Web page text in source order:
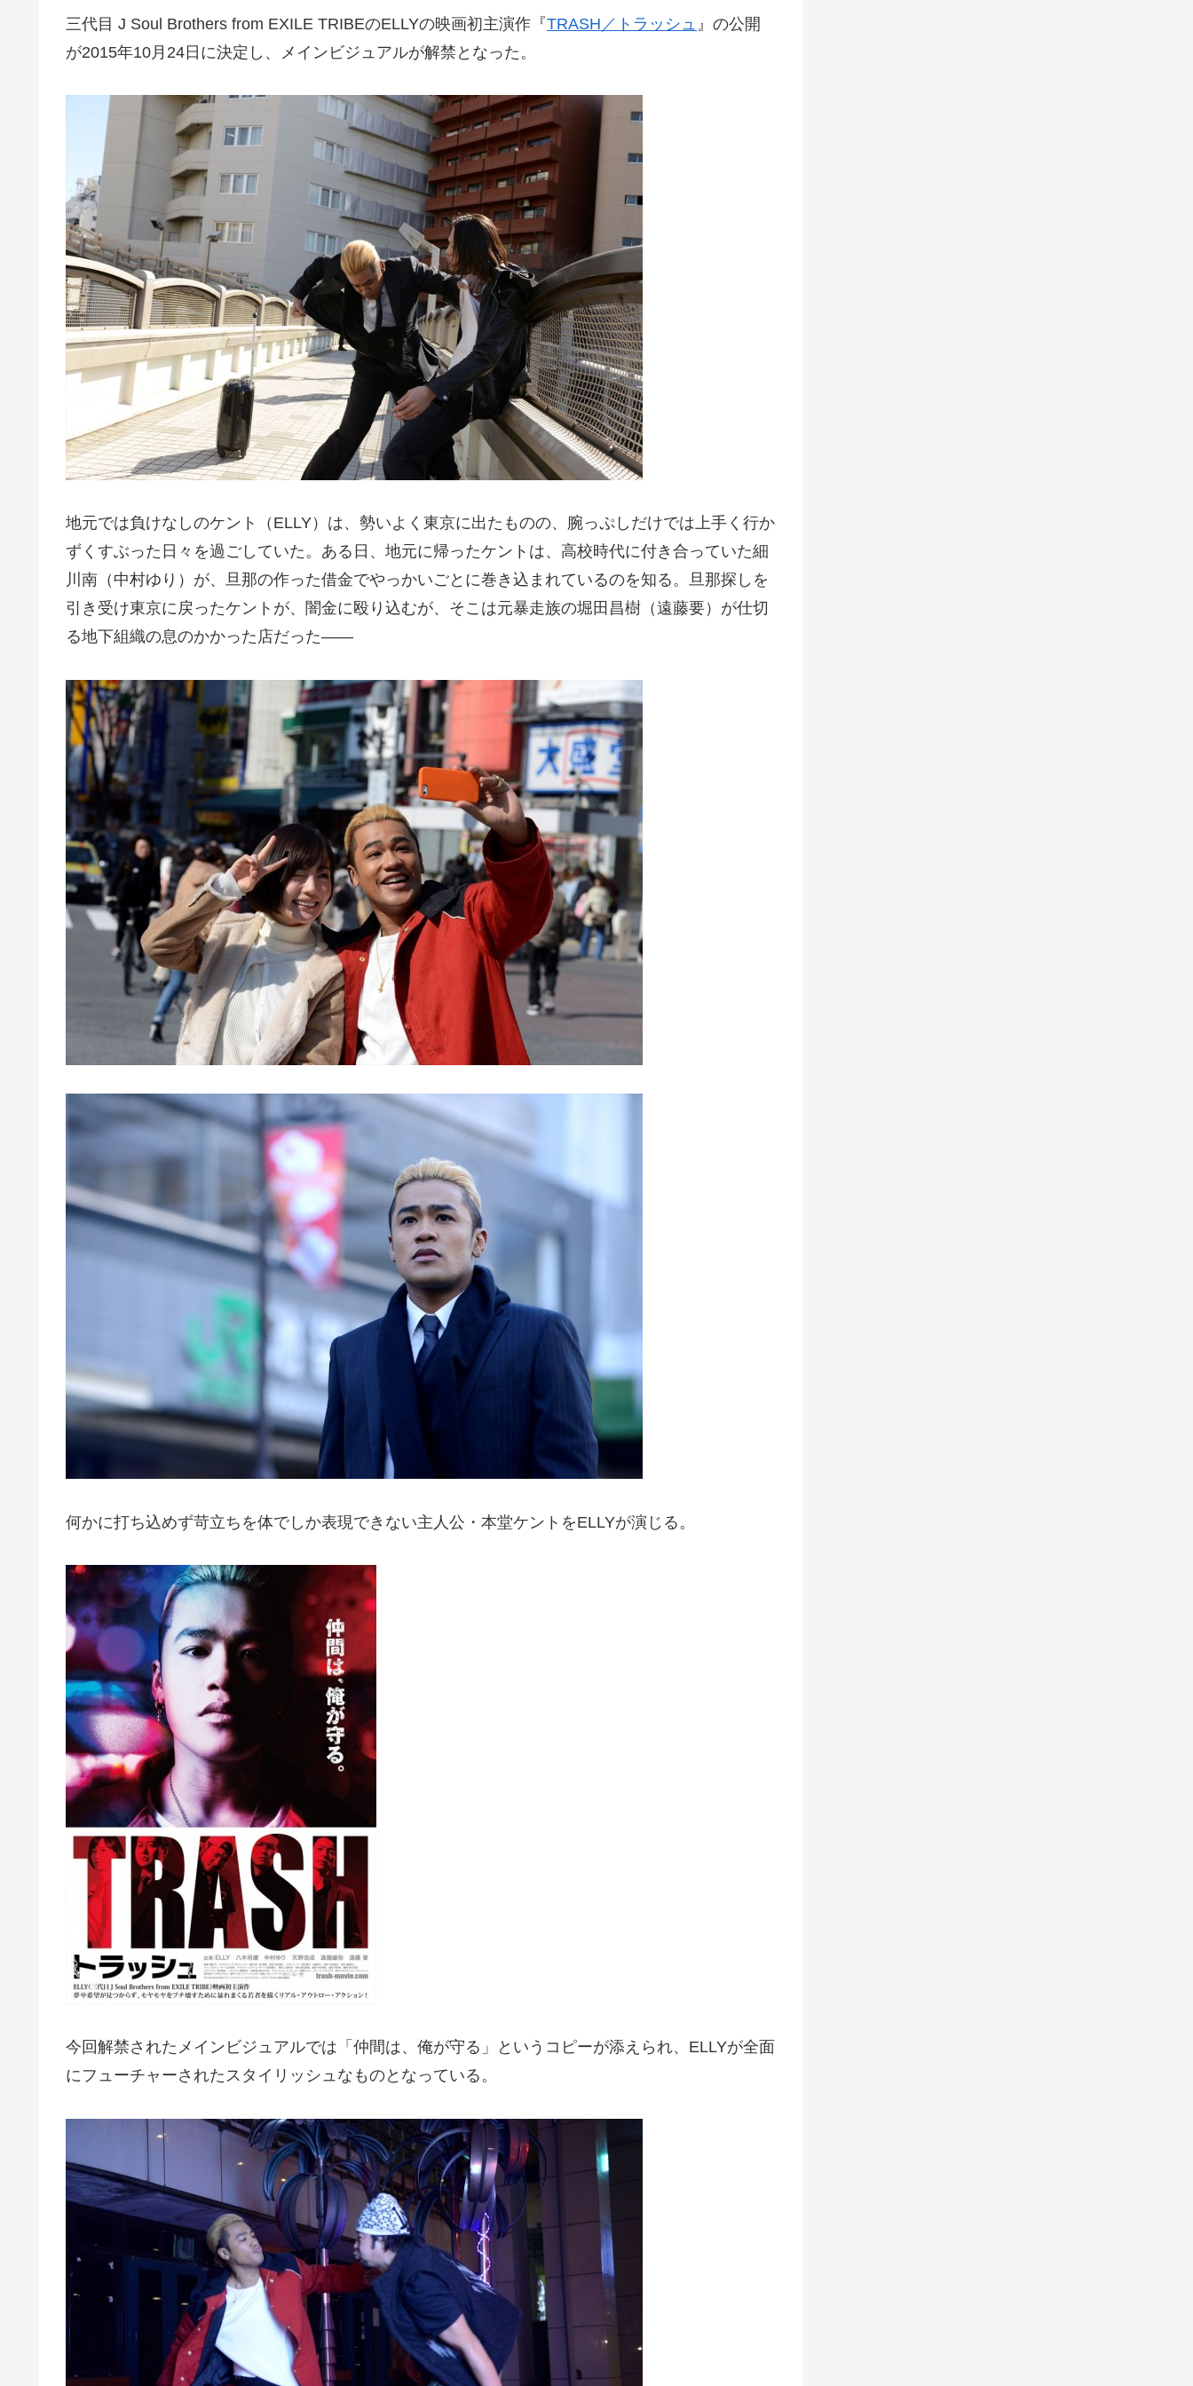
三代目 J Soul Brothers from EXILE TRIBEのELLYの映画初主演作『TRASH／トラッシュ 』の公開
が2015年10月24日に決定し、メインビジュアルが解禁となった。
地元では負けなしのケント（ELLY）は、勢いよく東京に出たものの、腕っぷしだけでは上手く行か
ずくすぶった日々を過ごしていた。ある日、地元に帰ったケントは、高校時代に付き合っていた細
川南（中村ゆり）が、旦那の作った借金でやっかいごとに巻き込まれているのを知る。旦那探しを
引き受け東京に戻ったケントが、闇金に殴り込むが、そこは元暴走族の堀田昌樹（遠藤要）が仕切
る地下組織の息のかかった店だった――
何かに打ち込めず苛立ちを体でしか表現できない主人公・本堂ケントをELLYが演じる。
今回解禁されたメインビジュアルでは「仲間は、俺が守る」というコピーが添えられ、ELLYが全面
にフューチャーされたスタイリッシュなものとなっている。